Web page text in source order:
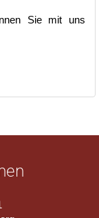
Sie mit uns